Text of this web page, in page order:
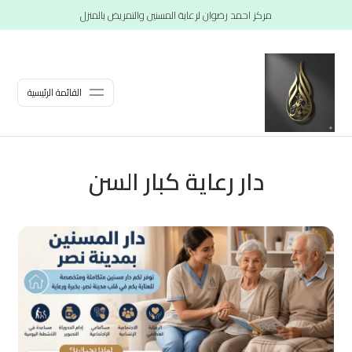
مركز احمد رضوان لرعاية المسنين والتمريض بالمنزل
القائمة الرئيسية
دار رعاية كبار السن